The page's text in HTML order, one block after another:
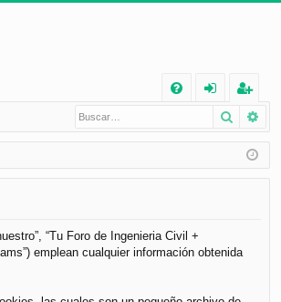
Q
nt
ifi
e
eg
ist
ra
Buscar
“Tu Foro de Ingenieria Civil +
emplean cualquier información obtenida